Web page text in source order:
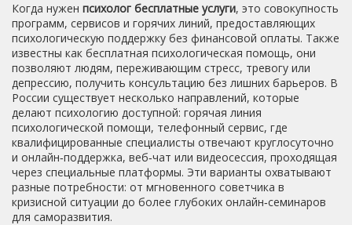
Когда нужен психолог бесплатные услуги, это совокупность
программ, сервисов и горячих линий, предоставляющих
психологическую поддержку без финансовой оплаты. Также
известны как бесплатная психологическая помощь, они
позволяют людям, переживающим стресс, тревогу или
депрессию, получить консультацию без лишних барьеров. В
России существует несколько направлений, которые
делают психологию доступной: горячая линия
психологической помощи, телефонный сервис, где
квалифицированные специалисты отвечают круглосуточно
и онлайн‑поддержка, веб‑чат или видеосессия, проходящая
через специальные платформы. Эти варианты охватывают
разные потребности: от мгновенного советчика в
кризисной ситуации до более глубоких онлайн‑семинаров
для саморазвития.